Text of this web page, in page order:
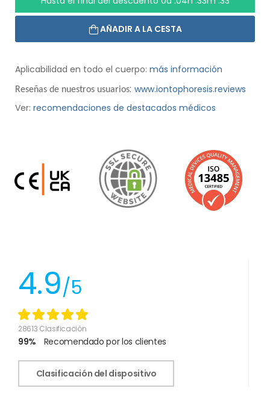
AÑADIR A LA CESTA
Aplicabilidad en todo el cuerpo: más información
Reseñas de nuestros usuarios: www.iontophoresis.reviews
Ver: recomendaciones de destacados médicos
4.9/5
28613 Clasificación
99% Recomendado por los clientes
Clasificación del dispositivo